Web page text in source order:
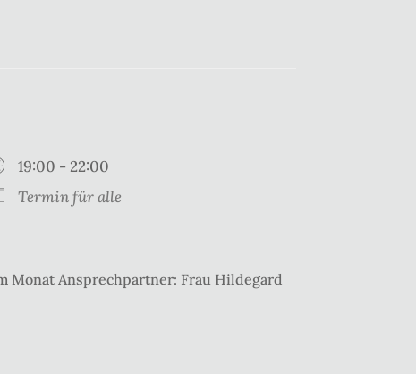
19:00 - 22:00
Termin für alle
Monat Ansprechpartner: Frau Hildegard